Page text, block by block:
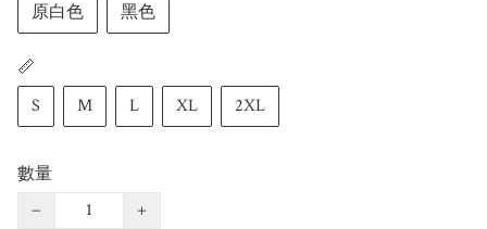
原白色
黑色
📏
S
M L XL 2XL
數量
−
+